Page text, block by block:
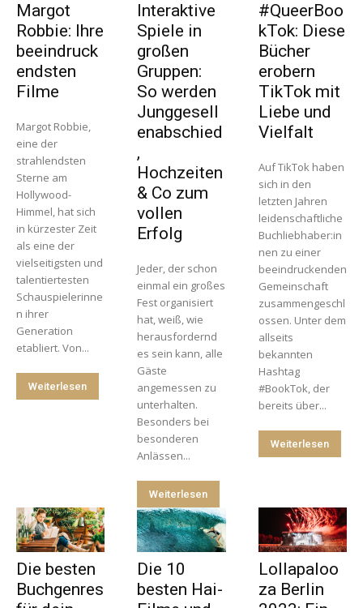
Margot
Robbie: Ihre
beeindruck
endsten
Filme
Margot Robbie,
eine der
strahlendsten
Sterne am
Hollywood-
Himmel, hat sich
in kürzester Zeit
als eine der
vielseitigsten und
talentiertesten
Schauspielerinne
n ihrer
Generation
etabliert. Von...
Weiterlesen
Interaktive
Spiele in
großen
Gruppen:
So werden
Junggesell
enabschied
,
Hochzeiten
& Co zum
vollen
Erfolg
Jeder, der schon
einmal ein großes
Fest organisiert
hat, weiß, wie
herausfordernd
es sein kann, alle
Gäste
angemessen zu
unterhalten.
Besonders bei
besonderen
Anlässen...
Weiterlesen
#QueerBoo
kTok: Diese
Bücher
erobern
TikTok mit
Liebe und
Vielfalt
Auf TikTok haben
sich in den
letzten Jahren
leidenschaftliche
Buchliebhaber:in
nen zu einer
beeindruckenden
Gemeinschaft
zusammengeschl
ossen. Unter dem
allseits
bekannten
Hashtag
#BookTok, der
bereits über...
Weiterlesen
Die besten
Buchgenres
Die 10
besten Hai-
Lollapaloo
za Berlin